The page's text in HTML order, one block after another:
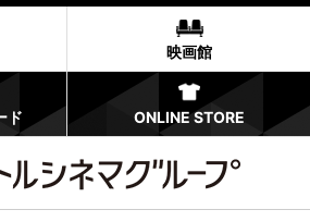
映画館
ド ONLINE STORE